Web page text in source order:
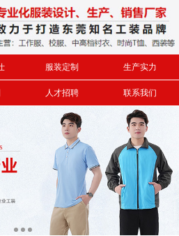
服装定制 生产实力
人才招聘 联系我们
搜索